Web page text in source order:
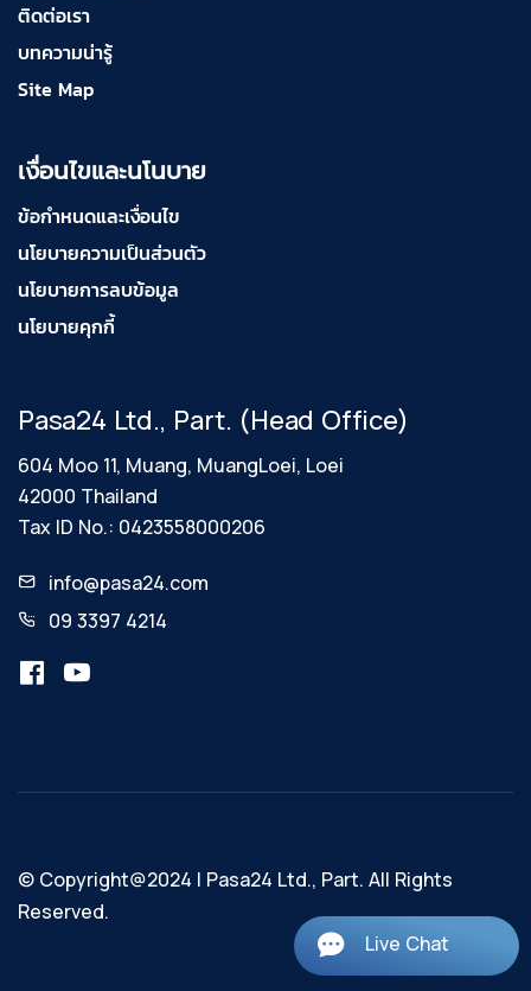
ติดต่อเรา
บทความน่ารู้
Site Map
เงื่อนไขและนโนบาย
ข้อกำหนดและเงื่อนไข
นโยบายความเป็นส่วนตัว
นโยบายการลบข้อมูล
นโยบายคุกกี้
Pasa24 Ltd., Part. (Head Office)
604 Moo 11, Muang, MuangLoei, Loei
42000 Thailand
Tax ID No.: 0423558000206
info@pasa24.com
09 3397 4214
© Copyright@2024 | Pasa24 Ltd., Part. All Rights
Reserved.
Live Chat